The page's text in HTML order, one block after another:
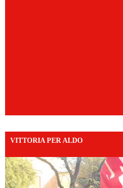
VITTORIA PER ALDO